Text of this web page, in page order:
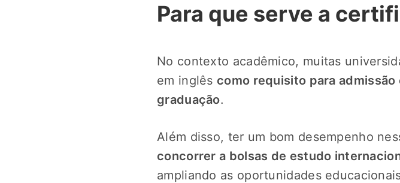
Para que serve a
No contexto acadêmico, muitas
em inglês como requisito para
graduação.
Além disso, ter um bom desempenho
concorrer a bolsas de estudo
ampliando as oportunidades